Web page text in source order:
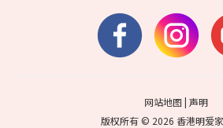
网站地图 |声明
版权所有 © 2026 香港明爱